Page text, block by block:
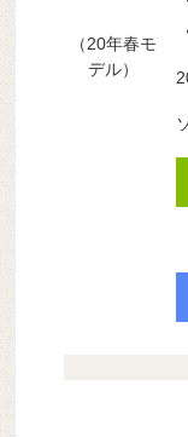
（20年春モ
デル）